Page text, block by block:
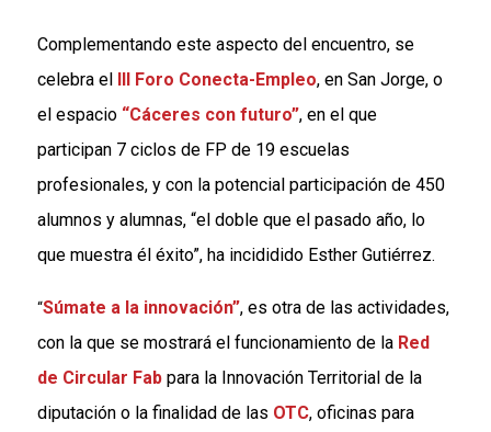
Complementando este aspecto del encuentro, se
celebra el
III Foro Conecta-Empleo, en San Jorge, o
el espacio “Cáceres con futuro”, en el que
participan 7 ciclos de FP de 19 escuelas
profesionales, y con la potencial participación de 450
alumnos y alumnas, “el doble que el pasado año, lo
que muestra él éxito”, ha incididido Esther Gutiérrez.
“Súmate a la innovación”, es otra de las actividades,
con la que se mostrará el funcionamiento de la Red
de Circular Fabpara la Innovación Territorial de la
diputación o la finalidad de las OTC, oficinas para